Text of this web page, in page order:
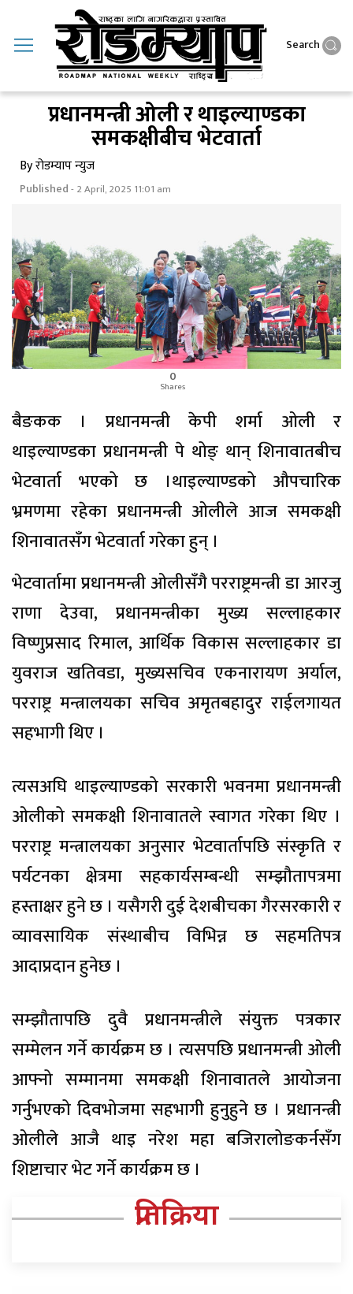
Search
प्रधानमन्त्री ओली र थाइल्याण्डका
समकक्षीबीच भेटवार्ता
By रोडम्याप न्युज
Published- 2 April, 2025 11:01 am
0
Shares
बैङकक । प्रधानमन्त्री केपी शर्मा ओली र
थाइल्याण्डका प्रधानमन्त्री पे थोङ् थान् शिनावातबीच
भेटवार्ता भएको छ ।थाइल्याण्डको औपचारिक
भ्रमणमा रहेका प्रधानमन्त्री ओलीले आज समकक्षी
शिनावातसँग भेटवार्ता गरेका हुन् ।
भेटवार्तामा प्रधानमन्त्री ओलीसँगै परराष्ट्रमन्त्री डा आरजु
राणा देउवा, प्रधानमन्त्रीका मुख्य सल्लाहकार
विष्णुप्रसाद रिमाल, आर्थिक विकास सल्लाहकार डा
युवराज खतिवडा, मुख्यसचिव एकनारायण अर्याल,
परराष्ट्र मन्त्रालयका सचिव अमृतबहादुर राईलगायत
सहभागी थिए ।
त्यसअघि थाइल्याण्डको सरकारी भवनमा प्रधानमन्त्री
ओलीको समकक्षी शिनावातले स्वागत गरेका थिए ।
परराष्ट्र मन्त्रालयका अनुसार भेटवार्तापछि संस्कृति र
पर्यटनका क्षेत्रमा सहकार्यसम्बन्धी सम्झौतापत्रमा
हस्ताक्षर हुने छ । यसैगरी दुई देशबीचका गैरसरकारी र
व्यावसायिक संस्थाबीच विभिन्न छ सहमतिपत्र
आदाप्रदान हुनेछ ।
सम्झौतापछि दुवै प्रधानमन्त्रीले संयुक्त पत्रकार
सम्मेलन गर्ने कार्यक्रम छ । त्यसपछि प्रधानमन्त्री ओली
आफ्नो सम्मानमा समकक्षी शिनावातले आयोजना
गर्नुभएको दिवभोजमा सहभागी हुनुहुने छ । प्रधानन्त्री
ओलीले आजै थाइ नरेश महा बजिरालोङकर्नसँग
शिष्टाचार भेट गर्ने कार्यक्रम छ ।
प्रतिक्रिया